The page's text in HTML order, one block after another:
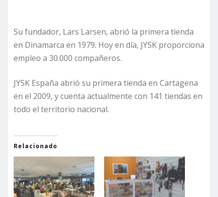
Su fundador, Lars Larsen, abrió la primera tienda
en Dinamarca en 1979. Hoy en día, JYSK proporciona
empleo a 30.000 compañeros.
JYSK España abrió su primera tienda en Cartagena
en el 2009, y cuenta actualmente con 141 tiendas en
todo el territorio nacional.
Relacionado